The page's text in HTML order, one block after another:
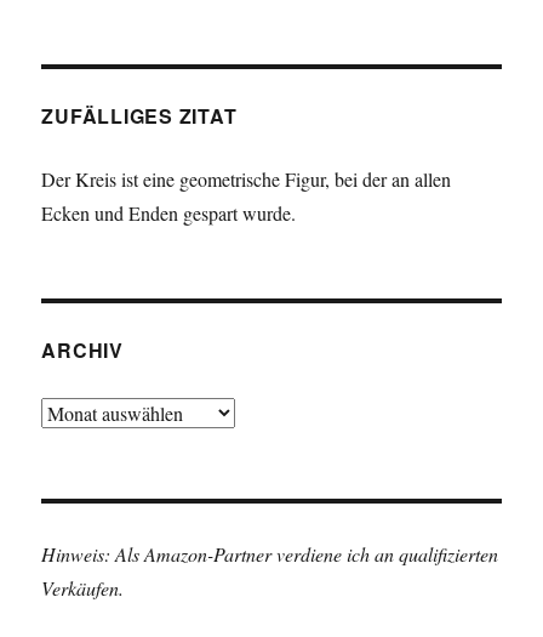
ZUFÄLLIGES ZITAT
Der Kreis ist eine geometrische Figur, bei der an allen
Ecken und Enden gespart wurde.
ARCHIV
Archiv
Hinweis: Als Amazon-Partner verdiene ich an qualifizierten
Verkäufen.